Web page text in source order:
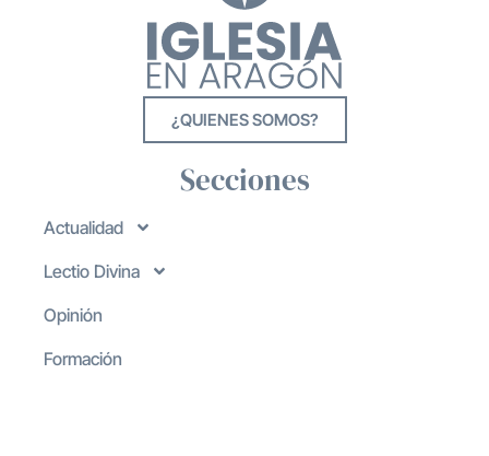
¿QUIENES SOMOS?
Secciones
Actualidad
Lectio Divina
Opinión
Formación